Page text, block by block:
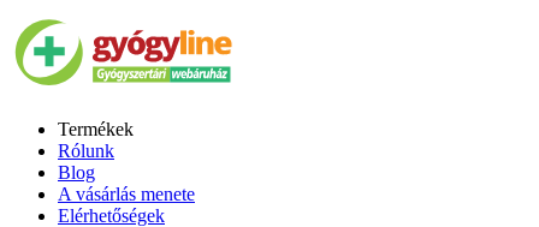
Termékek
Rólunk
Blog
A vásárlás menete
Elérhetőségek